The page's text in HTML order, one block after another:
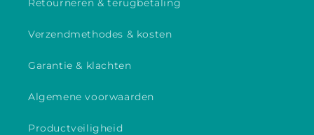
Retourneren & terugbetaling
Verzendmethodes & kosten
Garantie & klachten
Algemene voorwaarden
Productveiligheid